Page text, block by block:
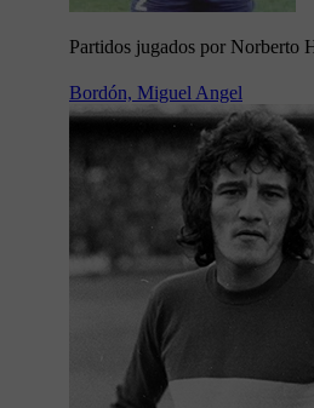
Partidos jugados por Norberto
Bordón, Miguel Angel